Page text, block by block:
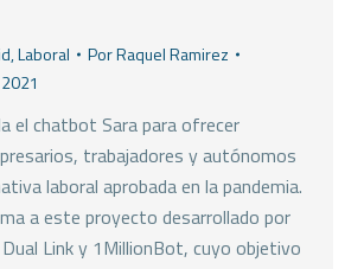
,Laboral PorRaquel Ramirez
el chatbot Sara para ofrecer
trabajadores y autónomos
laboral aprobada en la pandemia.
a este proyecto desarrollado por
Link y 1MillionBot, cuyo objetivo